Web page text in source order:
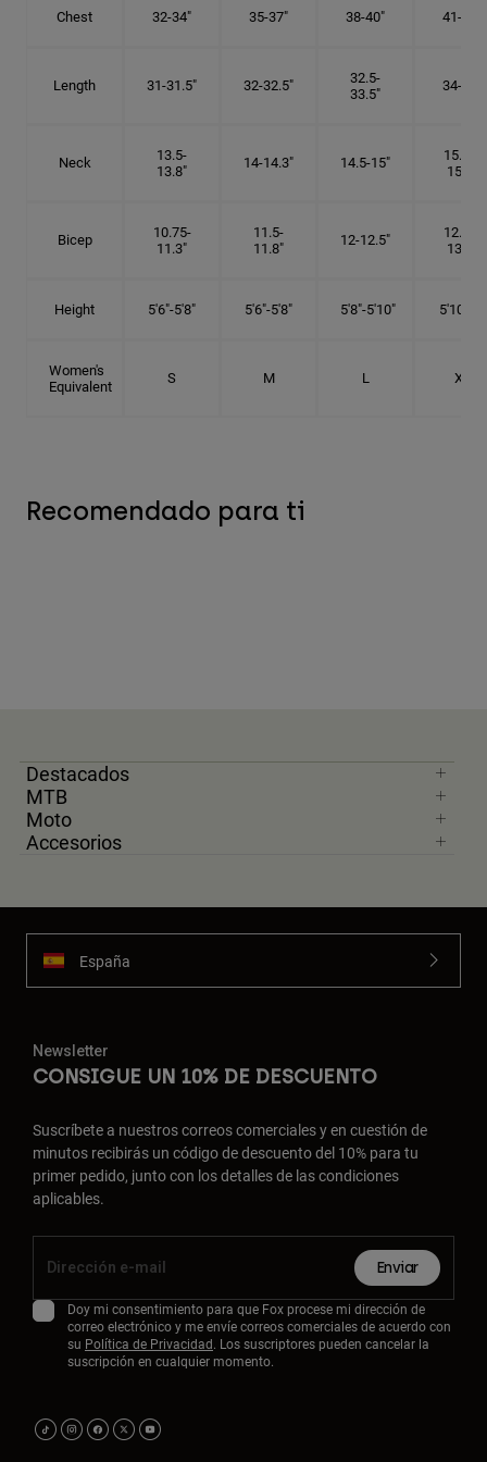
Chest 32-34" 35-37" 38-40" 41-43"
Length 31-31.5" 32-32.5"
32.5-
33.5"
34-35"
Neck
13.5-
13.8"
14-14.3" 14.5-15"
15.25-
15.5"
Bicep
10.75-
11.3"
11.5-
11.8"
12-12.5"
12.75-
13.3"
Height 5'6"-5'8" 5'6"-5'8" 5'8"-5'10" 5'10"- 6'
Women's
Equivalent
S M L XL
Recomendado para ti
Destacados
MTB
Moto
Accesorios
España
Newsletter
CONSIGUE UN 10% DE DESCUENTO
Suscríbete a nuestros correos comerciales y en cuestión de
minutos recibirás un código de descuento del 10% para tu
primer pedido, junto con los detalles de las condiciones
aplicables.
Enviar
Doy mi consentimiento para que Fox procese mi dirección de
correo electrónico y me envíe correos comerciales de acuerdo con
su Política de Privacidad. Los suscriptores pueden cancelar la
suscripción en cualquier momento.